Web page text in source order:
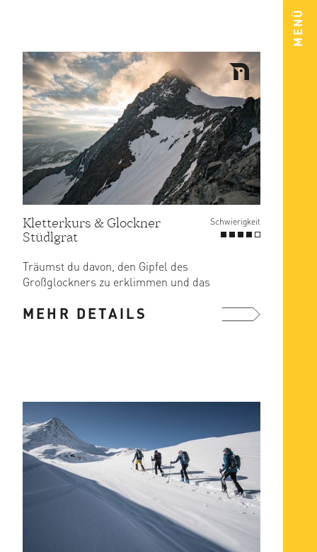
MENÜ
Kletterkurs & Glockner
Stüdlgrat
Schwierigkeit
Träumst du davon, den Gipfel des
Großglockners zu erklimmen und das
MEHR DETAILS